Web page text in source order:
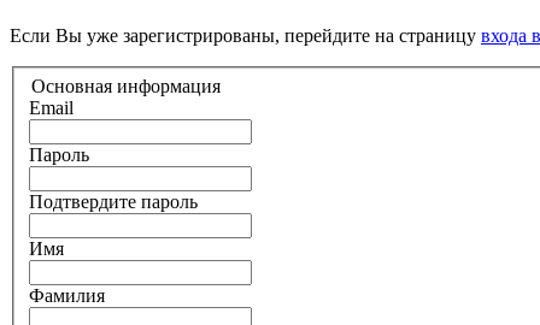
Если Вы уже зарегистрированы, перейдите на страницу входа
Основная информация
Email
Пароль
Подтвердите пароль
Имя
Фамилия